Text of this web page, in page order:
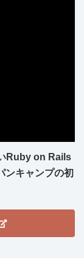
Ruby on Rails
ンキャンプの初